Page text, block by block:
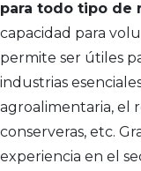
para todo tipo de
capacidad para
permite ser útiles
industrias
agroalimentaria, el
conserveras, etc.
experiencia en el